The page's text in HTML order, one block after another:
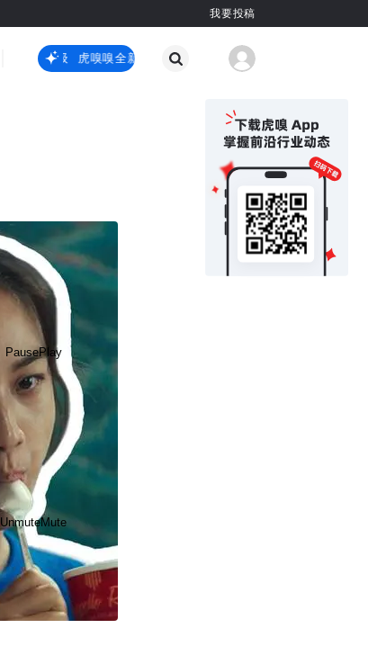
我要投稿
虎嗅嗅全新升级 虎嗅嗅全新升级
PausePlay
UnmuteMute